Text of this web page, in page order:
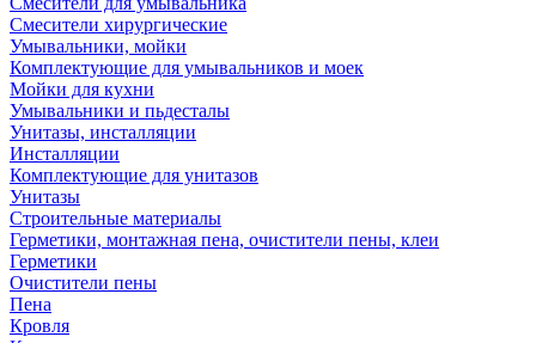
Смесители хирургические
Умывальники, мойки
Комплектующие для умывальников и моек
Мойки для кухни
Умывальники и пьдесталы
Унитазы, инсталляции
Инсталляции
Комплектующие для унитазов
Унитазы
Строительные материалы
Герметики, монтажная пена, очистители пены, клеи
Герметики
Очистители пены
Пена
Кровля